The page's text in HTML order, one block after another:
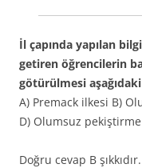
İl çapında yapılan
getiren öğrencilerin
götürülmesi
A) Premack ilkesi B)
D) Olumsuz
Doğru cevap B